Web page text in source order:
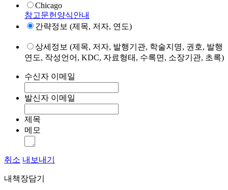
Chicago
참고문헌양식안내
간략정보 (제목, 저자, 연도)
상세정보 (제목, 저자, 발행기관, 학술지명, 권호, 발행
연도, 작성언어, KDC, 자료형태, 수록면, 소장기관, 초록)
수신자 이메일
발신자 이메일
제목
메모
취소 내보내기
내책장담기